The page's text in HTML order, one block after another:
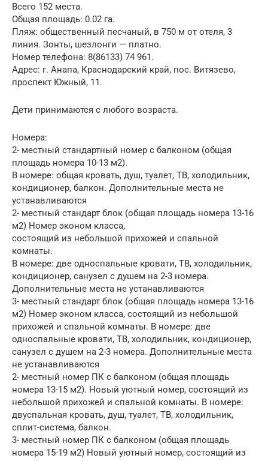
Всего 152 места.
Общая площадь: 0.02 га.
Пляж: общественный песчаный, в 750 м от отеля, 3
линия. Зонты, шезлонги — платно.
Номер телефона: 8(86133) 74 961.
Адрес: г. Анапа, Краснодарский край, пос. Витязево,
проспект Южный, 11.
Дети принимаются с любого возраста.
Номера:
2- местный стандартный номер с балконом (общая
площадь номера 10-13 м2).
В номере: общая кровать, душ, туалет, ТВ, холодильник,
кондиционер, балкон. Дополнительные места не
устанавливаются
2- местный стандарт блок (общая площадь номера 13-16
м2) Номер эконом класса,
состоящий из небольшой прихожей и спальной
комнаты.
В номере: две односпальные кровати, ТВ, холодильник,
кондиционер, санузел с душем на 2-3 номера.
Дополнительные места не устанавливаются
3- местный стандарт блок (общая площадь номера 13-16
м2) Номер эконом класса, состоящий из небольшой
прихожей и спальной комнаты. В номере: две
односпальные кровати, ТВ, холодильник, кондиционер,
санузел с душем на 2-3 номера. Дополнительные места
не устанавливаются
2- местный номер ПК с балконом (общая площадь
номера 13-15 м2). Новый уютный номер, состоящий из
небольшой прихожей и спальной комнаты. В номере:
двуспальная кровать, душ, туалет, ТВ, холодильник,
сплит-система, балкон.
3- местный номер ПК с балконом (общая площадь
номера 15-19 м2) Новый уютный номер, состоящий из